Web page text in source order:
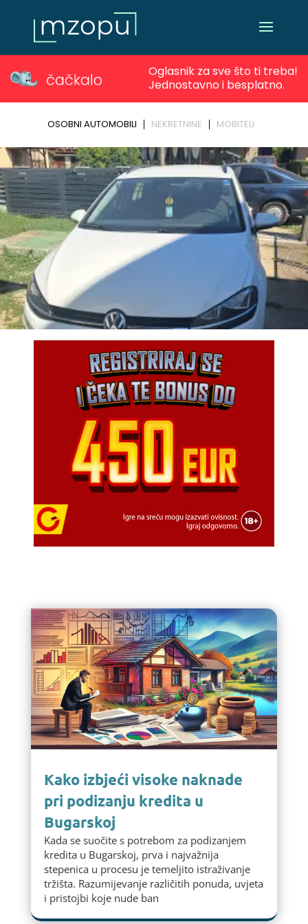
Kako izbjeći visoke naknade
pri podizanju kredita u
Bugarskoj
Kada se suočite s potrebom za podizanjem
kredita u Bugarskoj, prva i najvažnija
stepenica u procesu je temeljito istraživanje
tržišta. Razumijevanje različitih ponuda, uvjeta
i pristojbi koje nude ban